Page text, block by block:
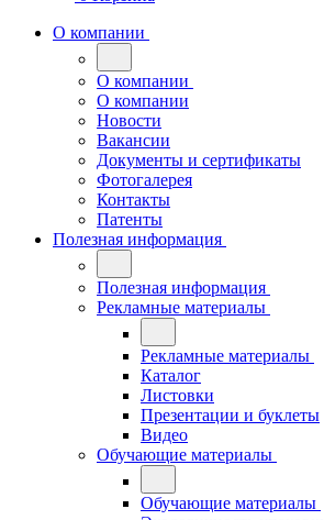
О компании
О компании
О компании
Новости
Вакансии
Документы и сертификаты
Фотогалерея
Контакты
Патенты
Полезная информация
Полезная информация
Рекламные материалы
Рекламные материалы
Каталог
Листовки
Презентации и буклеты
Видео
Обучающие материалы
Обучающие материалы